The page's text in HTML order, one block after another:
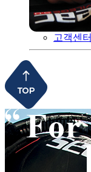
고객센터